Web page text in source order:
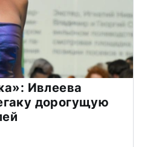
Ивлеева
дорогущую